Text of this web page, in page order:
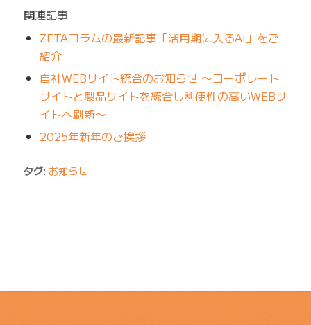
関連記事
ZETAコラムの最新記事「活用期に入るAI」をご
紹介
自社WEBサイト統合のお知らせ 〜コーポレート
サイトと製品サイトを統合し利便性の高いWEBサ
イトへ刷新〜
2025年新年のご挨拶
タグ: お知らせ